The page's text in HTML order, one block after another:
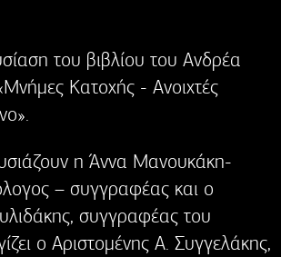
του βιβλίου του Ανδρέα
Κατοχής - Ανοιχτές
η Άννα Μανουκάκη-
– συγγραφέας και ο
συγγραφέας του
ο Αριστομένης Α. Συγγελάκης,